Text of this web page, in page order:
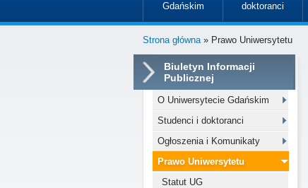
Gdańskim
»
doktoranci
»
Strona główna» Prawo Uniwersytetu
Biuletyn Informacji
Publicznej
O Uniwersytecie Gdańskim
Studenci i doktoranci
Ogłoszenia i Komunikaty
Prawo Uniwersytetu
Statut UG